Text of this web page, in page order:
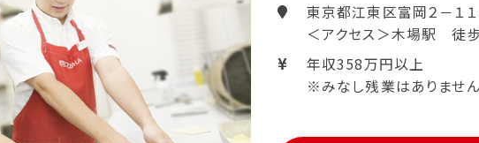
東京都江東区富岡２－１
＜アクセス＞木場駅
年収358万円以上
※みなし残業はありませ